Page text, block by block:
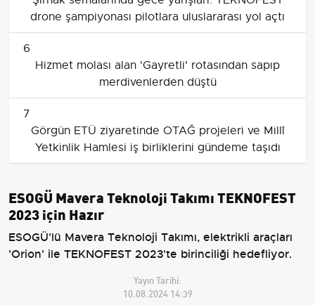
drone şampiyonası pilotlara uluslararası yol açtı
6
Hizmet molası alan 'Gayretli' rotasından sapıp
merdivenlerden düştü
7
Görgün ETÜ ziyaretinde OTAĞ projeleri ve Millî
Yetkinlik Hamlesi iş birliklerini gündeme taşıdı
ESOGÜ Mavera Teknoloji Takımı TEKNOFEST
2023 için Hazır
ESOGÜ'lü Mavera Teknoloji Takımı, elektrikli araçları
'Orion' ile TEKNOFEST 2023'te birinciliği hedefliyor.
Yayın Tarihi:
10.08.2024 14:39